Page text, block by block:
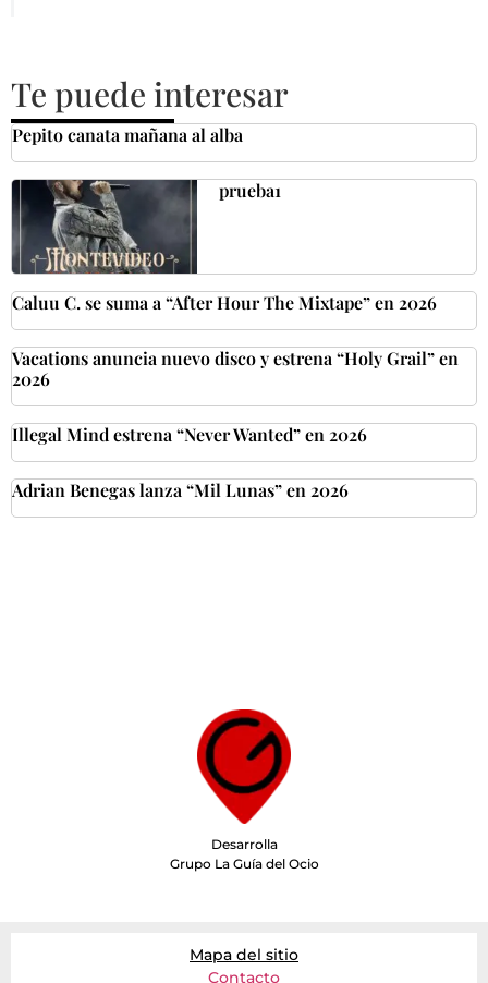
Te puede interesar
Pepito canata mañana al alba
prueba1
Caluu C. se suma a “After Hour The Mixtape” en 2026
Vacations anuncia nuevo disco y estrena “Holy Grail” en
2026
Illegal Mind estrena “Never Wanted” en 2026
Adrian Benegas lanza “Mil Lunas” en 2026
Desarrolla
Grupo La Guía del Ocio
Mapa del sitio
Contacto